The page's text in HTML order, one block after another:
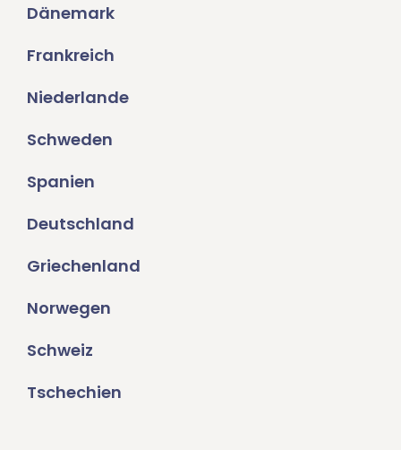
Dänemark
Frankreich
Niederlande
Schweden
Spanien
Deutschland
Griechenland
Norwegen
Schweiz
Tschechien